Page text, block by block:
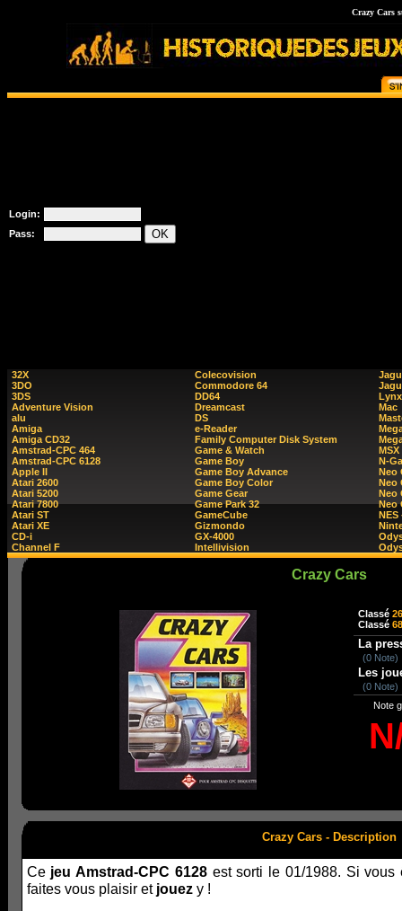
Crazy Cars
Login:
Pass:
32X
3DO
3DS
Adventure Vision
alu
Amiga
Amiga CD32
Amstrad-CPC 464
Amstrad-CPC 6128
Apple II
Atari 2600
Atari 5200
Atari 7800
Atari ST
Atari XE
CD-i
Channel F
Colecovision
Commodore 64
DD64
Dreamcast
DS
e-Reader
Family Computer Disk System
Game & Watch
Game Boy
Game Boy Advance
Game Boy Color
Game Gear
Game Park 32
GameCube
Gizmondo
GX-4000
Intellivision
Lynx
Mac
MSX
N-
Neo
Neo
Neo
Neo
NES
Crazy Cars
Classé
Classé
La
(0 Note)
Les
(0 Note)
Note
Crazy Cars - Description
Ce jeu Amstrad-CPC 6128est sorti le 01/1988. Si vous
faites vous plaisir et jouezy !